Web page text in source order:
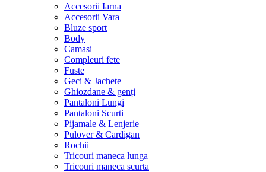
Accesorii Iarna
Accesorii Vara
Bluze sport
Body
Camasi
Compleuri fete
Fuste
Geci & Jachete
Ghiozdane & genți
Pantaloni Lungi
Pantaloni Scurti
Pijamale & Lenjerie
Pulover & Cardigan
Rochii
Tricouri maneca lunga
Tricouri maneca scurta